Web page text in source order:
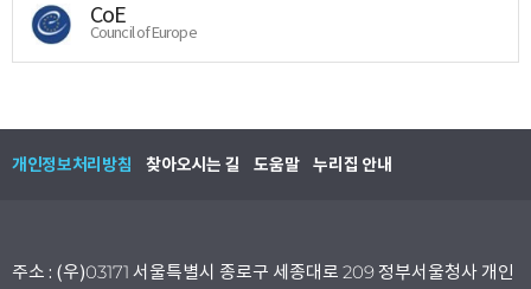
CoE
Council of Europe
개인정보처리방침 찾아오시는 길 도움말 누리집 안내
주소 : (우)03171 서울특별시 종로구 세종대로 209 정부서울청사 개인